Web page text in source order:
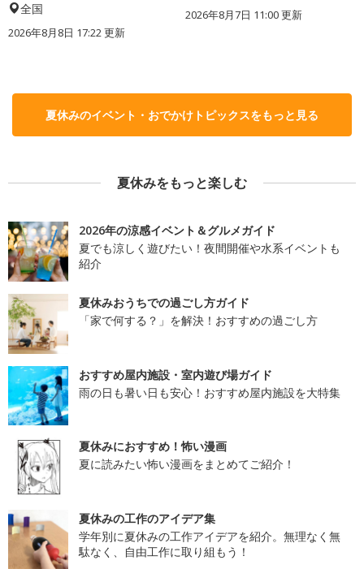
全国
2026年8月8日 17:22更新
2026年8月7日 11:00更新
夏休みのイベント・おでかけトピックスをもっと見る
夏休みをもっと楽しむ
2026年の涼感イベント＆グルメガイド
夏でも涼しく遊びたい！夜間開催や水系イベントも
紹介
夏休みおうちでの過ごし方ガイド
「家で何する？」を解決！おすすめの過ごし方
おすすめ屋内施設・室内遊び場ガイド
雨の日も暑い日も安心！おすすめ屋内施設を大特集
夏休みにおすすめ！怖い漫画
夏に読みたい怖い漫画をまとめてご紹介！
夏休みの工作のアイデア集
学年別に夏休みの工作アイデアを紹介。無理なく無
駄なく、自由工作に取り組もう！